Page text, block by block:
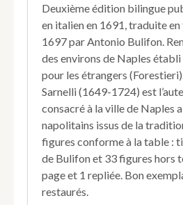
mémorables
de
Poussol,
Bayes,
Cumes,
Misène,
et
autres
lieux
des
Expliquée
à
Deuxième édition bilingue
en italien en 1691, traduite
1697 par Antonio Bulifon.
des environs de Naples
pour les étrangers
Sarnelli (1649-1724) est
consacré à la ville de Naples
napolitains issus de la
figures conforme à la table
de Bulifon et 33 figures hors
page et 1 repliée. Bon
restaurés.